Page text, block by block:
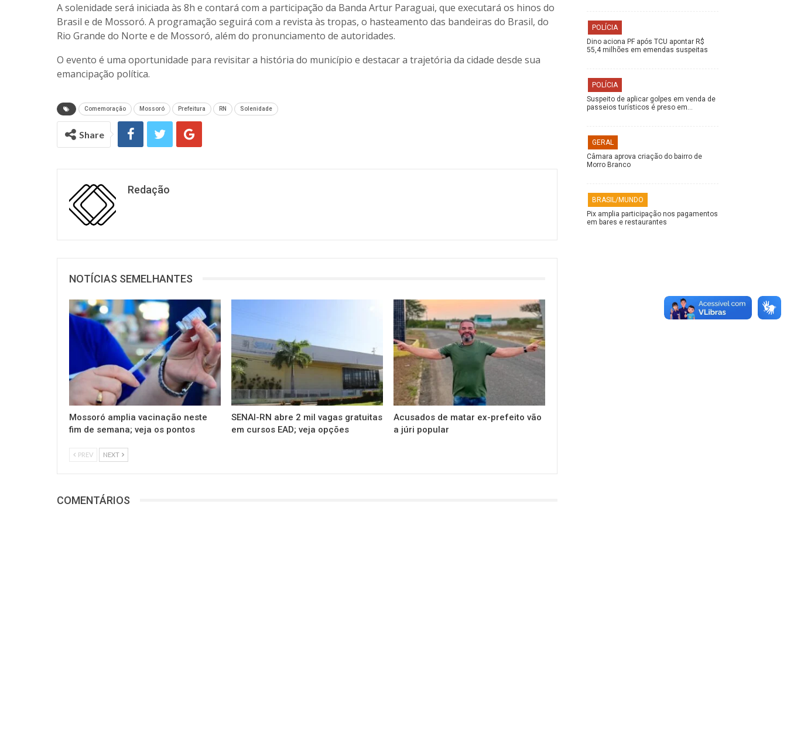
A solenidade será iniciada às 8h e contará com a participação da Banda Artur Paraguai, que executará os hinos do
Brasil e de Mossoró. A programação seguirá com a revista às tropas, o hasteamento das bandeiras do Brasil, do
Rio Grande do Norte e de Mossoró, além do pronunciamento de autoridades.
O evento é uma oportunidade para revisitar a história do município e destacar a trajetória da cidade desde sua
emancipação política.
Comemoração Mossoró Prefeitura RN Solenidade
Share
Redação
NOTÍCIAS SEMELHANTES
Mossoró amplia vacinação neste
fim de semana; veja os pontos
SENAI-RN abre 2 mil vagas gratuitas
em cursos EAD; veja opções
Acusados de matar ex-prefeito vão
a júri popular
PREV NEXT
COMENTÁRIOS
POLÍCIA
Dino aciona PF após TCU apontar R$
55,4 milhões em emendas suspeitas
POLÍCIA
Suspeito de aplicar golpes em venda de
passeios turísticos é preso em…
GERAL
Câmara aprova criação do bairro de
Morro Branco
BRASIL/MUNDO
Pix amplia participação nos pagamentos
em bares e restaurantes